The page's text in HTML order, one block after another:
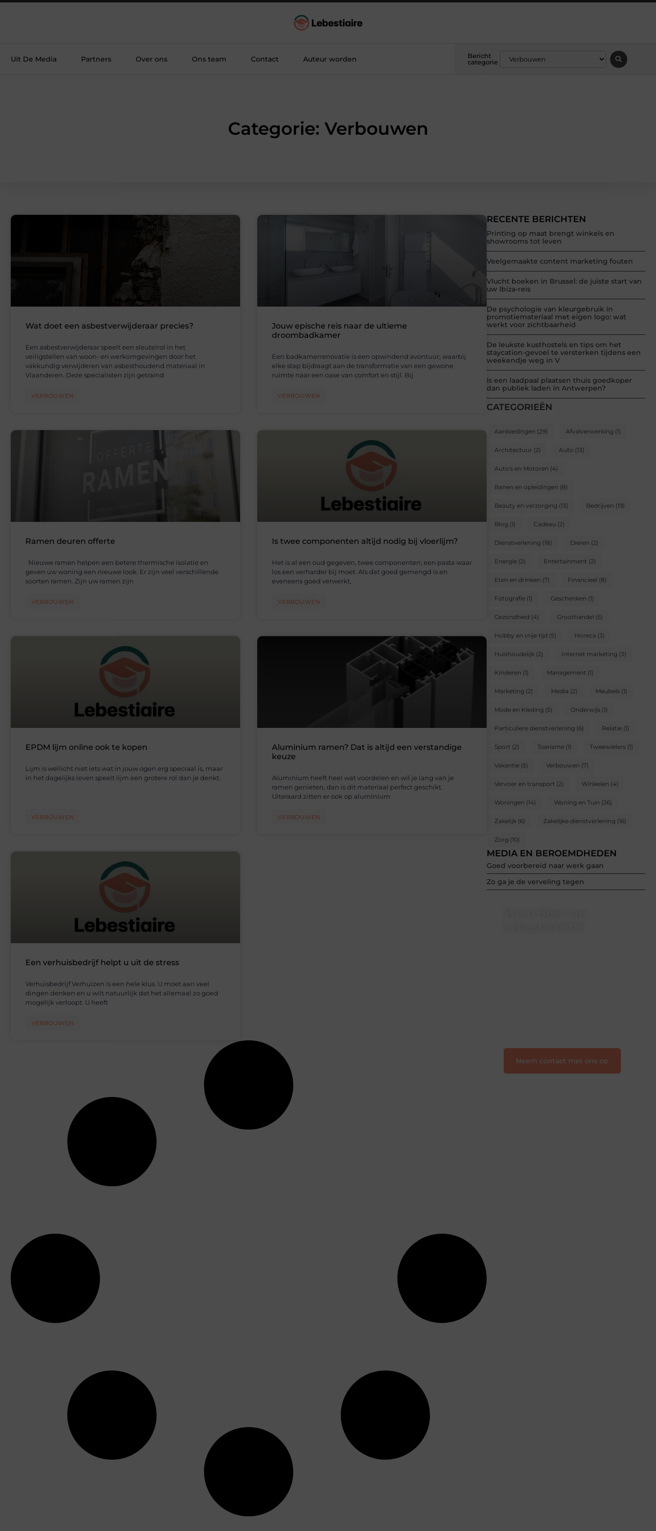
Uit De Media Partners Over ons Ons team Contact Auteur worden
Bericht
categorie
Categorie: Verbouwen
RECENTE BERICHTEN
Printing op maat brengt winkels en
showrooms tot leven
Veelgemaakte content marketing fouten
Vlucht boeken in Brussel: de juiste start van
uw Ibiza-reis
De psychologie van kleurgebruik in
promotiemateriaal met eigen logo: wat
werkt voor zichtbaarheid
De leukste kusthostels en tips om het
staycation-gevoel te versterken tijdens een
weekendje weg in V
Is een laadpaal plaatsen thuis goedkoper
dan publiek laden in Antwerpen?
CATEGORIEËN
Aanbiedingen (29) Afvalverwerking (1)
Architectuur (2) Auto (13)
Auto's en Motoren (4)
Banen en opleidingen (8)
Beauty en verzorging (13) Bedrijven (19)
Blog (1) Cadeau (2)
Dienstverlening (18) Dieren (2)
Energie (2) Entertainment (2)
Eten en drinken (7) Financieel (8)
Fotografie (1) Geschenken (1)
Gezondheid (4) Groothandel (5)
Hobby en vrije tijd (5) Horeca (3)
Huishoudelijk (2) Internet marketing (3)
Kinderen (1) Management (1)
Marketing (2) Media (2) Meubels (1)
Mode en Kleding (5) Onderwijs (1)
Particuliere dienstverlening (6) Relatie (1)
Sport (2) Toerisme (1) Tweewielers (1)
Vakantie (5) Verbouwen (7)
Vervoer en transport (2) Winkelen (4)
Woningen (14) Woning en Tuin (26)
Zakelijk (6) Zakelijke dienstverlening (16)
Zorg (10)
MEDIA EN BEROEMDHEDEN
Goed voorbereid naar werk gaan
Zo ga je de verveling tegen
Neem contact met ons op
Wat doet een asbestverwijderaar precies?
Een asbestverwijderaar speelt een sleutelrol in het
veiligstellen van woon- en werkomgevingen door het
vakkundig verwijderen van asbesthoudend materiaal in
Vlaanderen. Deze specialisten zijn getraind
VERBOUWEN
Jouw epische reis naar de ultieme
droombadkamer
Een badkamerrenovatie is een opwindend avontuur, waarbij
elke stap bijdraagt aan de transformatie van een gewone
ruimte naar een oase van comfort en stijl. Bij
VERBOUWEN
Ramen deuren offerte
Nieuwe ramen helpen een betere thermische isolatie en
geven uw woning een nieuwe look. Er zijn veel verschillende
soorten ramen. Zijn uw ramen zijn
VERBOUWEN
Is twee componenten altijd nodig bij vloerlijm?
Het is al een oud gegeven, twee componenten; een pasta waar
los een verharder bij moet. Als dat goed gemengd is en
eveneens goed verwerkt,
VERBOUWEN
EPDM lijm online ook te kopen
Lijm is wellicht niet iets wat in jouw ogen erg speciaal is, maar
in het dagelijks leven speelt lijm een grotere rol dan je denkt.
VERBOUWEN
Aluminium ramen? Dat is altijd een verstandige
keuze
Aluminium heeft heel wat voordelen en wil je lang van je
ramen genieten, dan is dit materiaal perfect geschikt.
Uiteraard zitten er ook op aluminium
VERBOUWEN
Een verhuisbedrijf helpt u uit de stress
Verhuisbedrijf Verhuizen is een hele klus. U moet aan veel
dingen denken en u wilt natuurlijk dat het allemaal zo goed
mogelijk verloopt. U heeft
VERBOUWEN